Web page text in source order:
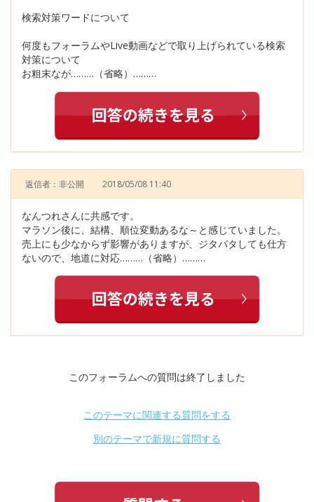
検索対策ワードについて
何度もフォーラムやLive動画などで取り上げられている検索
対策について
お粗末なが………（省略）………
返信者：非公開 2018/05/08 11:40
なんつれさんに共感です。
マラソン後に、結構、順位変動あるな～と感じていました。
売上にも少なからず影響がありますが、ジタバタしても仕方
ないので、地道に対応………（省略）………
このフォーラムへの質問は終了しました
このテーマに関連する質問をする
別のテーマで新規に質問する